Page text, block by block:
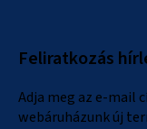
Feliratkozás
Adja meg az e-mail
webáruházunk új